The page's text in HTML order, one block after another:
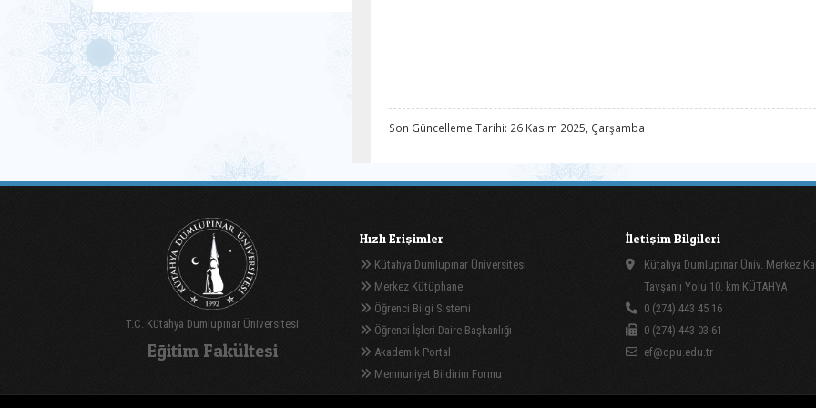
Son Güncelleme Tarihi: 26 Kasım 2025, Çarşamba
T.C. Kütahya Dumlupınar Üniversitesi
Eğitim Fakültesi
Hızlı Erişimler
Kütahya Dumlupınar Üniversitesi
Merkez Kütüphane
Öğrenci Bilgi Sistemi
Öğrenci İşleri Daire Başkanlığı
Akademik Portal
Memnuniyet Bildirim Formu
İletişim Bilgileri
Kütahya Dumlupınar Üniv. Merkez
Tavşanlı Yolu 10. km KÜTAHYA
0 (274) 443 45 16
0 (274) 443 03 61
ef@dpu.edu.tr